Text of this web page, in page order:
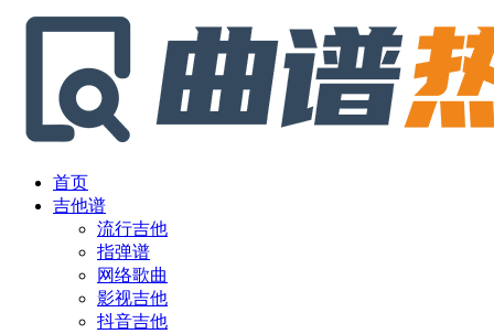
首页
吉他谱
流行吉他
指弹谱
网络歌曲
影视吉他
抖音吉他